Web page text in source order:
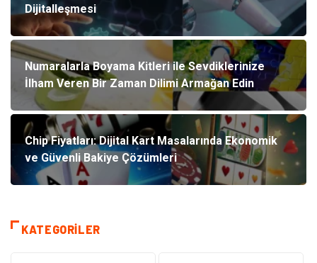
Dijitalleşmesi
Numaralarla Boyama Kitleri ile Sevdiklerinize
İlham Veren Bir Zaman Dilimi Armağan Edin
Chip Fiyatları: Dijital Kart Masalarında Ekonomik
ve Güvenli Bakiye Çözümleri
KATEGORILER